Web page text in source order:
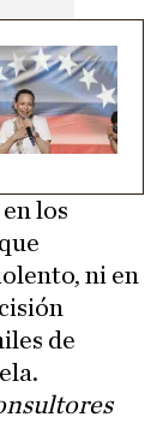
los
ni en
de